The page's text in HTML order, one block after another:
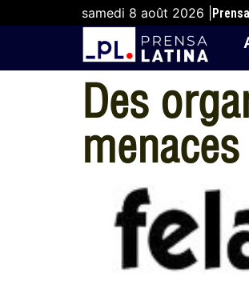
samedi 8 août 2026 |
Des